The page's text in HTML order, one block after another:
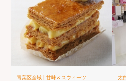
青葉区全域 |甘味＆スウィーツ 太